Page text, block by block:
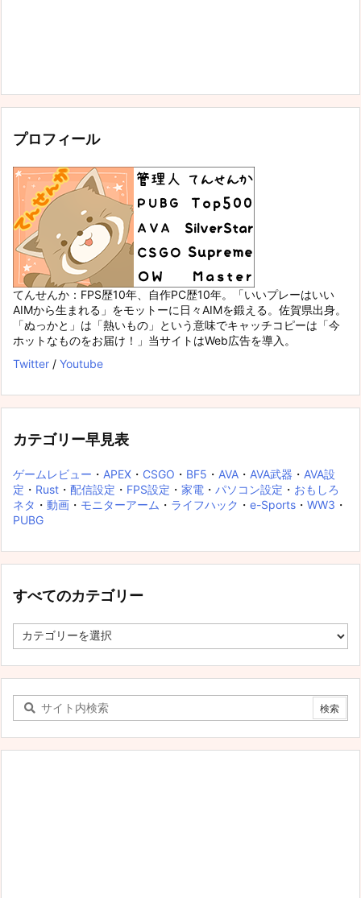
プロフィール
てんせんか：FPS歴10年、自作PC歴10年。「いいプレーはいい
AIMから生まれる」をモットーに日々AIMを鍛える。佐賀県出身。
「ぬっかと」は「熱いもの」という意味でキャッチコピーは「今
ホットなものをお届け！」当サイトはWeb広告を導入。
Twitter / Youtube
カテゴリー早見表
ゲームレビュー ・ APEX ・ CSGO ・ BF5 ・ AVA ・ AVA武器 ・ AVA設
定 ・ Rust ・ 配信設定 ・ FPS設定 ・ 家電 ・ パソコン設定 ・ おもしろ
ネタ ・ 動画 ・ モニターアーム ・ ライフハック ・ e-Sports ・ WW3 ・
PUBG
すべてのカテゴリー
べ
の
ゴ
リ
ー